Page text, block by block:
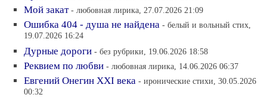
Мой закат - любовная лирика, 27.07.2026 21:09
Ошибка 404 - душа не найдена - белый и вольный стих,
19.07.2026 16:24
Дурные дороги - без рубрики, 19.06.2026 18:58
Реквием по любви - любовная лирика, 14.06.2026 06:37
Евгений Онегин XXI века - иронические стихи, 30.05.2026
00:32